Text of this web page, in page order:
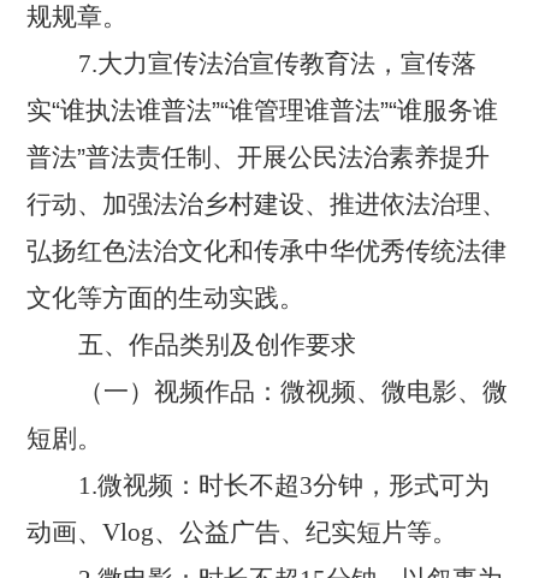
规规章。
7.大力宣传法治宣传教育法，宣传落
实“谁执法谁普法”“谁管理谁普法”“谁服务谁
普法”普法责任制、开展公民法治素养提升
行动、加强法治乡村建设、推进依法治理、
弘扬红色法治文化和传承中华优秀传统法律
文化等方面的生动实践。
五、作品类别及创作要求
（一）视频作品：微视频、微电影、微
短剧。
1.微视频：时长不超3分钟，形式可为
动画、Vlog、公益广告、纪实短片等。